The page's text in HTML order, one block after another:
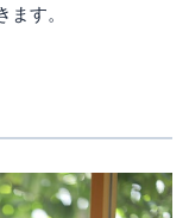
す。